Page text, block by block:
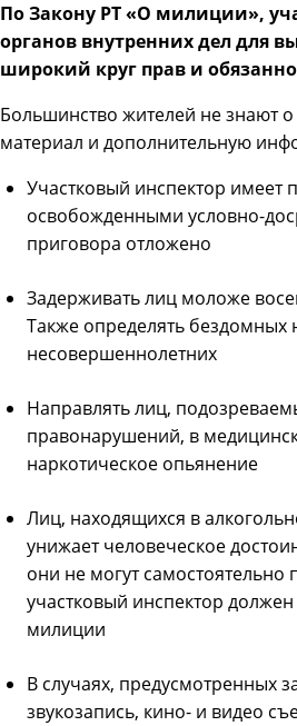
По Закону РТ «О милиции»,
органов внутренних дел для
широкий круг прав и
Большинство жителей не знают о
материал и дополнительную
Участковый инспектор имеет
освобожденными условно-
приговора отложено
Задерживать лиц моложе
Также определять
несовершеннолетних
Направлять лиц,
правонарушений, в
наркотическое опьянение
Лиц, находящихся в
унижает человеческое
они не могут самостоятельно
участковый инспектор
милиции
В случаях, предусмотренных
звукозапись, кино- и видео